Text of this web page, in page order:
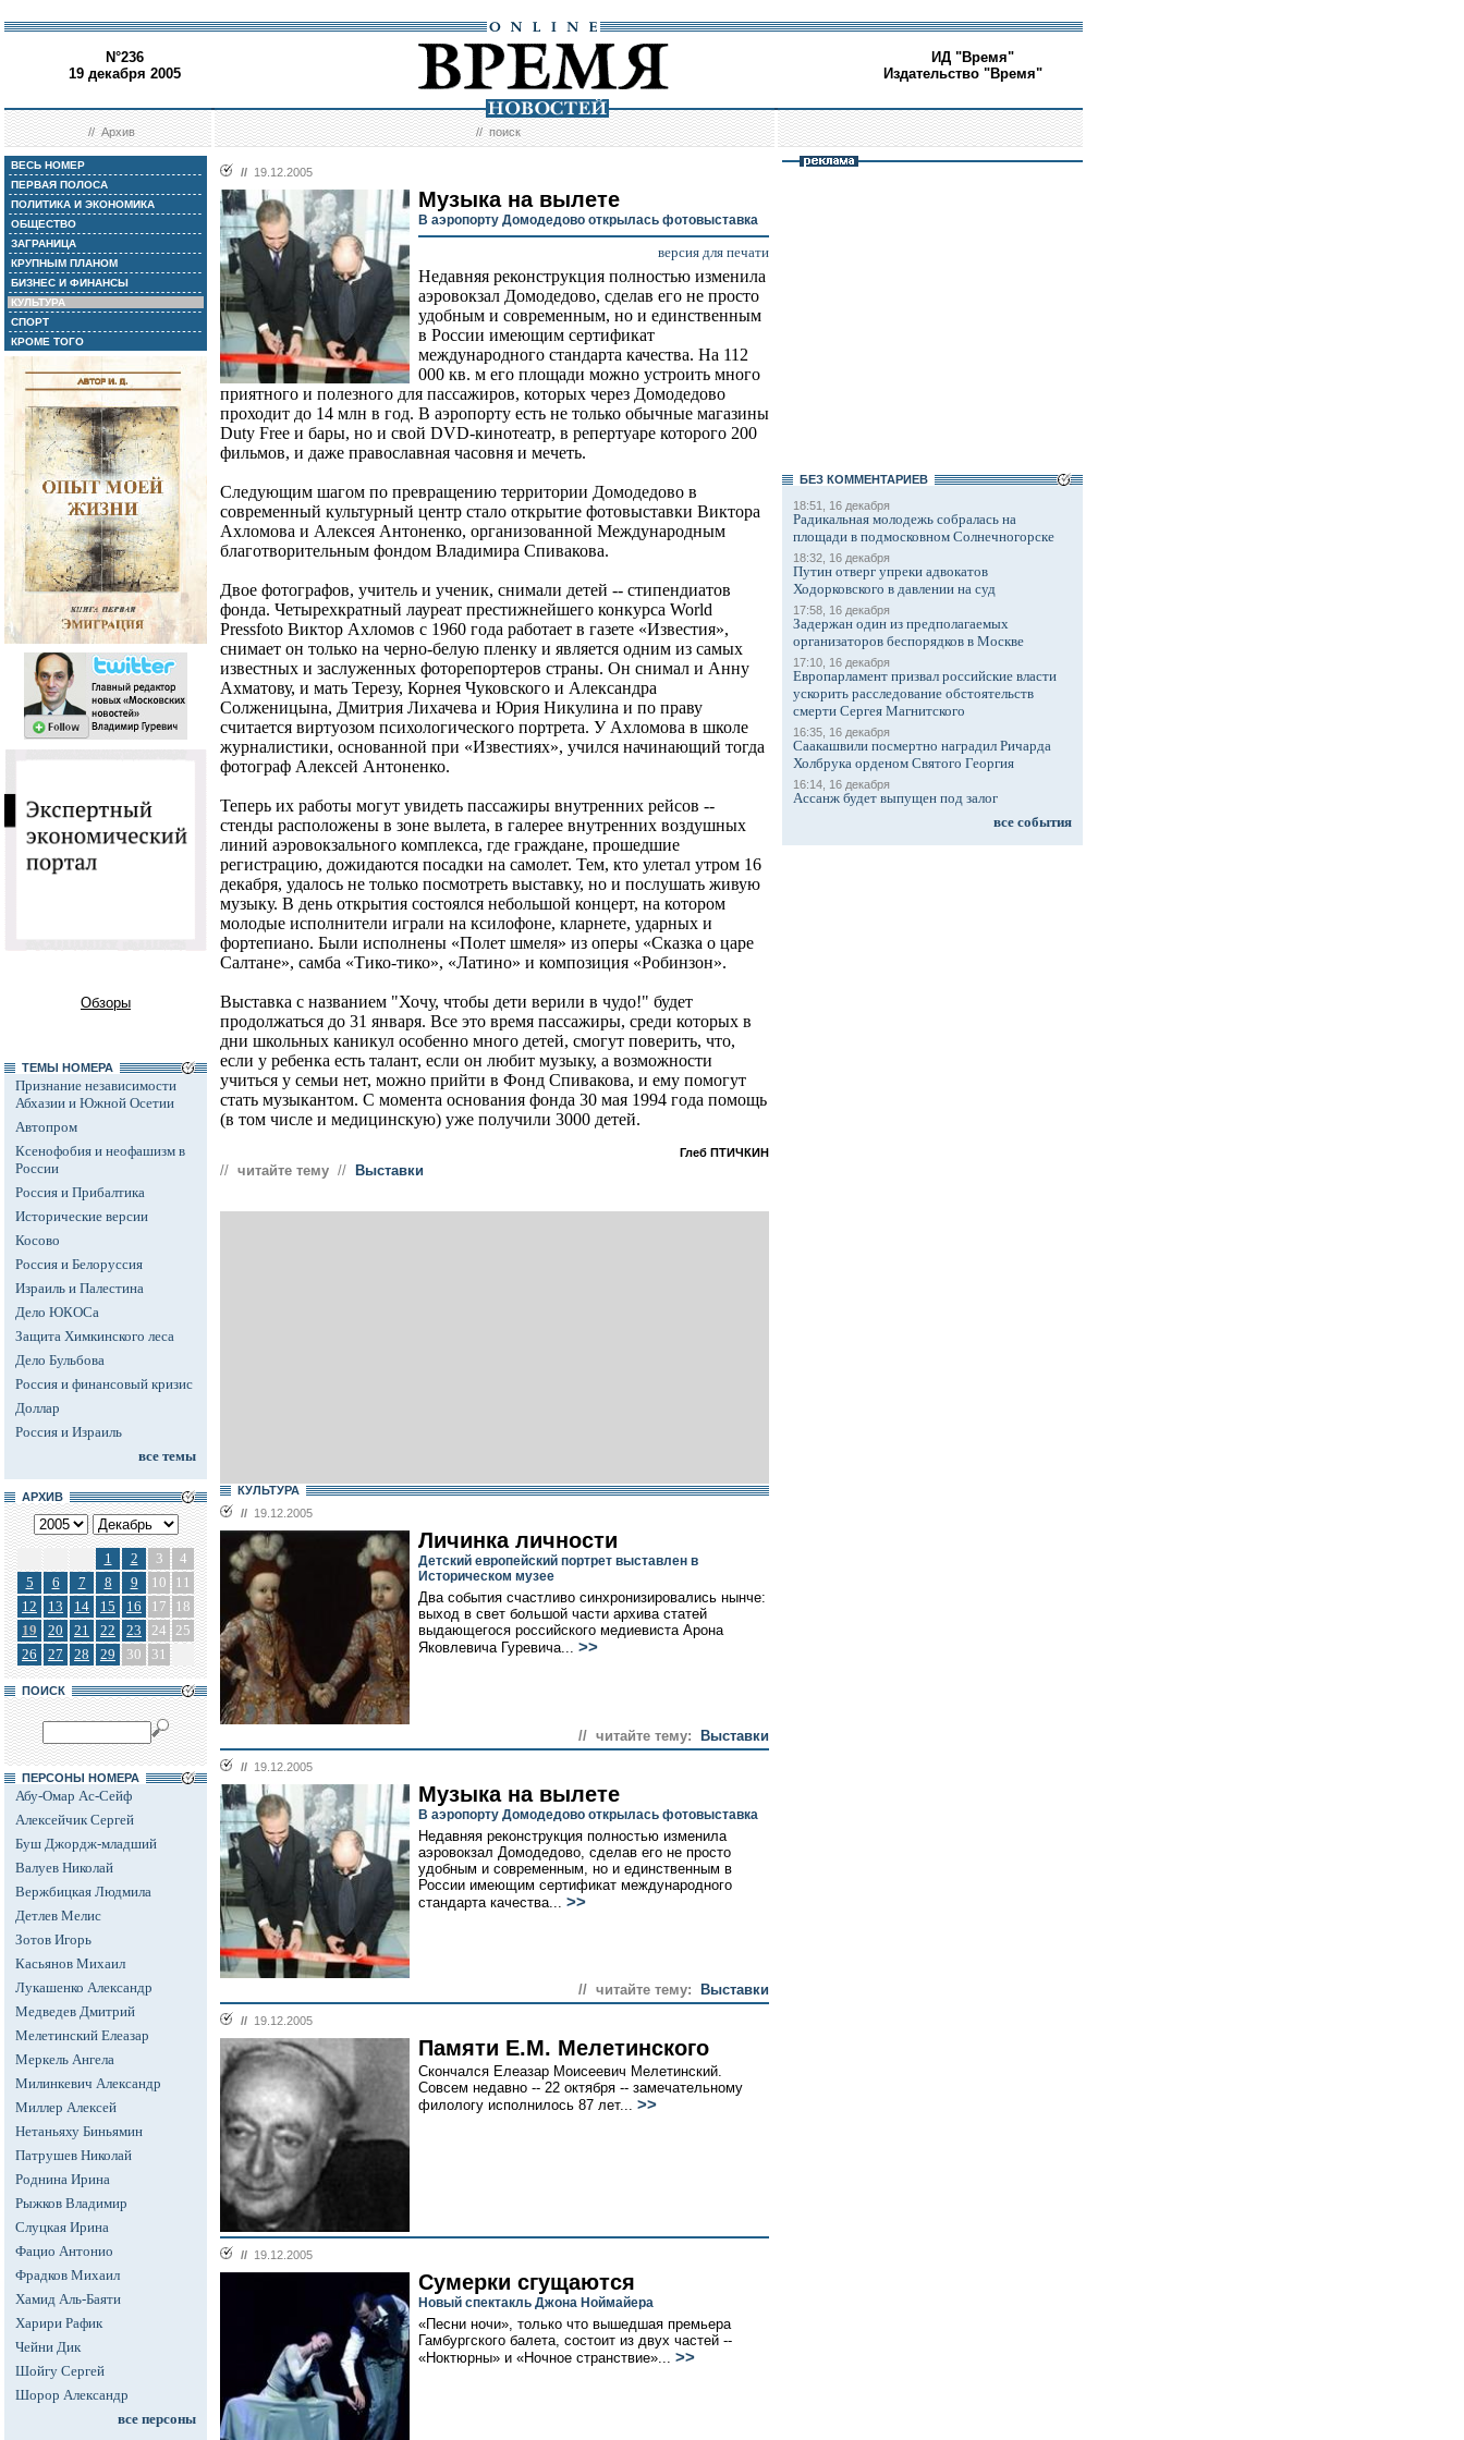
N°236
19 декабря 2005
ИД "Время"
Издательство "Время"
//Архив //поиск
ВЕСЬ НОМЕР
ПЕРВАЯ ПОЛОСА
ПОЛИТИКА И ЭКОНОМИКА
ОБЩЕСТВО
ЗАГРАНИЦА
КРУПНЫМ ПЛАНОМ
БИЗНЕС И ФИНАНСЫ
КУЛЬТУРА
СПОРТ
КРОМЕ ТОГО
Обзоры
ТЕМЫ НОМЕРА
Признание независимости
Абхазии и Южной Осетии
Автопром
Ксенофобия и неофашизм в
России
Россия и Прибалтика
Исторические версии
Косово
Россия и Белоруссия
Израиль и Палестина
Дело ЮКОСа
Защита Химкинского леса
Дело Бульбова
Россия и финансовый кризис
Доллар
Россия и Израиль
все темы
АРХИВ
1 2 3
4
5
6 7 8 9 10
11
12
13 14 15 16 17
18
19
20 21 22 23 24 25
26
27 28 29 30 31
ПОИСК
ПЕРСОНЫ НОМЕРА
Абу-Омар Ас-Сейф
Алексейчик Сергей
Буш Джордж-младший
Валуев Николай
Вержбицкая Людмила
Детлев Мелис
Зотов Игорь
Касьянов Михаил
Лукашенко Александр
Медведев Дмитрий
Мелетинский Елеазар
Меркель Ангела
Милинкевич Александр
Миллер Алексей
Нетаньяху Биньямин
Патрушев Николай
Роднина Ирина
Рыжков Владимир
Слуцкая Ирина
Фацио Антонио
Фрадков Михаил
Хамид Аль-Баяти
Харири Рафик
Чейни Дик
Шойгу Сергей
Шорор Александр
все персоны
// 19.12.2005
Музыка на вылете
В аэропорту Домодедово открылась фотовыставка
версия для печати
Недавняя реконструкция полностью изменила
аэровокзал Домодедово, сделав его не просто
удобным и современным, но и единственным
в России имеющим сертификат
международного стандарта качества. На 112
000 кв. м его площади можно устроить много
приятного и полезного для пассажиров, которых через Домодедово
проходит до 14 млн в год. В аэропорту есть не только обычные магазины
Duty Free и бары, но и свой DVD-кинотеатр, в репертуаре которого 200
фильмов, и даже православная часовня и мечеть.
Следующим шагом по превращению территории Домодедово в
современный культурный центр стало открытие фотовыставки Виктора
Ахломова и Алексея Антоненко, организованной Международным
благотворительным фондом Владимира Спивакова.
Двое фотографов, учитель и ученик, снимали детей -- стипендиатов
фонда. Четырехкратный лауреат престижнейшего конкурса World
Pressfoto Виктор Ахломов с 1960 года работает в газете «Известия»,
снимает он только на черно-белую пленку и является одним из самых
известных и заслуженных фоторепортеров страны. Он снимал и Анну
Ахматову, и мать Терезу, Корнея Чуковского и Александра
Солженицына, Дмитрия Лихачева и Юрия Никулина и по праву
считается виртуозом психологического портрета. У Ахломова в школе
журналистики, основанной при «Известиях», учился начинающий тогда
фотограф Алексей Антоненко.
Теперь их работы могут увидеть пассажиры внутренних рейсов --
стенды расположены в зоне вылета, в галерее внутренних воздушных
линий аэровокзального комплекса, где граждане, прошедшие
регистрацию, дожидаются посадки на самолет. Тем, кто улетал утром 16
декабря, удалось не только посмотреть выставку, но и послушать живую
музыку. В день открытия состоялся небольшой концерт, на котором
молодые исполнители играли на ксилофоне, кларнете, ударных и
фортепиано. Были исполнены «Полет шмеля» из оперы «Сказка о царе
Салтане», самба «Тико-тико», «Латино» и композиция «Робинзон».
Выставка с названием "Хочу, чтобы дети верили в чудо!" будет
продолжаться до 31 января. Все это время пассажиры, среди которых в
дни школьных каникул особенно много детей, смогут поверить, что,
если у ребенка есть талант, если он любит музыку, а возможности
учиться у семьи нет, можно прийти в Фонд Спивакова, и ему помогут
стать музыкантом. С момента основания фонда 30 мая 1994 года помощь
(в том числе и медицинскую) уже получили 3000 детей.
Глеб ПТИЧКИН
// читайте тему // Выставки
КУЛЬТУРА
// 19.12.2005
Личинка личности
Детский европейский портрет выставлен в
Историческом музее
Два события счастливо синхронизировались нынче:
выход в свет большой части архива статей
выдающегося российского медиевиста Арона
Яковлевича Гуревича... >>
// читайте тему: Выставки
// 19.12.2005
Музыка на вылете
В аэропорту Домодедово открылась фотовыставка
Недавняя реконструкция полностью изменила
аэровокзал Домодедово, сделав его не просто
удобным и современным, но и единственным в
России имеющим сертификат международного
стандарта качества... >>
// читайте тему: Выставки
// 19.12.2005
Памяти Е.М. Мелетинского
Скончался Елеазар Моисеевич Мелетинский.
Совсем недавно -- 22 октября -- замечательному
филологу исполнилось 87 лет... >>
// 19.12.2005
Сумерки сгущаются
Новый спектакль Джона Ноймайера
«Песни ночи», только что вышедшая премьера
Гамбургского балета, состоит из двух частей --
«Ноктюрны» и «Ночное странствие»... >>
БЕЗ КОМMЕНТАРИЕВ
18:51, 16 декабря
Радикальная молодежь собралась на
площади в подмосковном Солнечногорске
18:32, 16 декабря
Путин отверг упреки адвокатов
Ходорковского в давлении на суд
17:58, 16 декабря
Задержан один из предполагаемых
организаторов беспорядков в Москве
17:10, 16 декабря
Европарламент призвал российские власти
ускорить расследование обстоятельств
смерти Сергея Магнитского
16:35, 16 декабря
Саакашвили посмертно наградил Ричарда
Холбрука орденом Святого Георгия
16:14, 16 декабря
Ассанж будет выпущен под залог
все события